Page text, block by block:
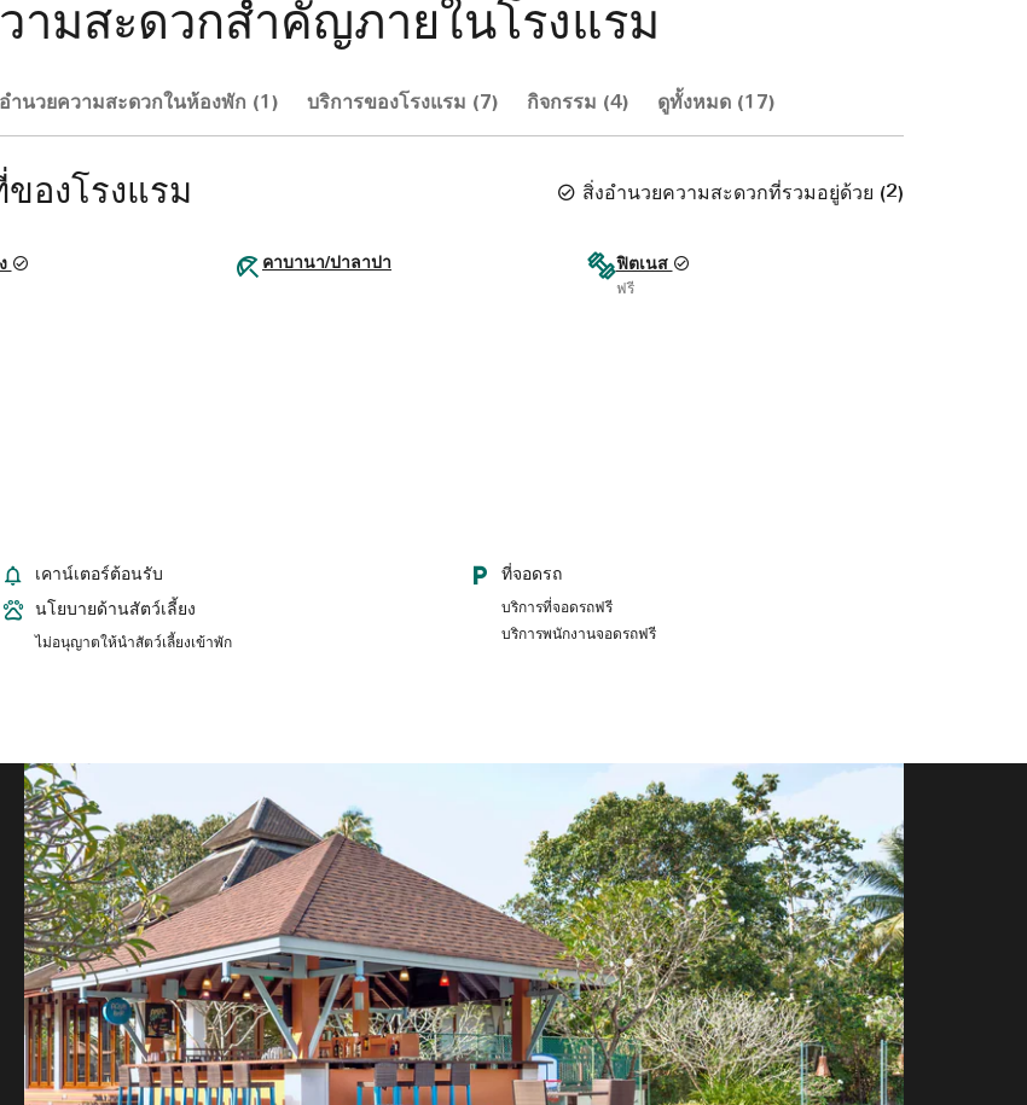
ามสะดวกสำคัญภายในโรงแรม
ำนวยความสะดวกในห้องพัก (1) บริการของโรงแรม (7) กิจกรรม (4) ดูทั้งหมด (17)
องโรงแรม สิ่งอำนวยความสะดวกที่รวมอยู่ด้วย (2)
คาบานา/ปาลาปา ฟิตเนส
ฟรี
เคาน์เตอร์ต้อนรับ
นโยบายด้านสัตว์เลี้ยง
ไม่อนุญาตให้นำสัตว์เลี้ยงเข้าพัก
ที่จอดรถ
บริการที่จอดรถฟรี
บริการพนักงานจอดรถฟรี